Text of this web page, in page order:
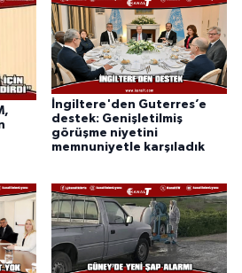
İngiltere'den Guterres’e
destek: Genişletilmiş
görüşme niyetini
memnuniyetle karşıladık